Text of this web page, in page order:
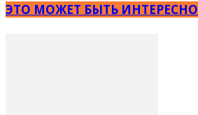
ЭТО МОЖЕТ БЫТЬ ИНТЕРЕСНО